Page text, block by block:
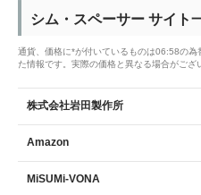
シム・スペーサー サイト
通貨、価格に*が付いているものは06:58の
た情報です。実際の価格と異なる場合がござ
株式会社岩田製作所
Amazon
MiSUMi-VONA